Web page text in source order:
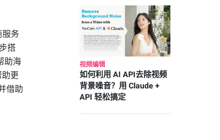
服务
搭
助海
更
借助
视频编辑
如何利用 AI API去除视频
背景噪音？用 Claude +
API 轻松搞定